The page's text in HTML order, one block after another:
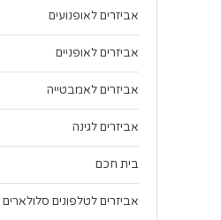
אביזרים לאופנועים
אביזרים לאופניים
אביזרים לאמבטייה
אביזרים לגינה
בית חכם
אביזרים לטלפונים סלולארים